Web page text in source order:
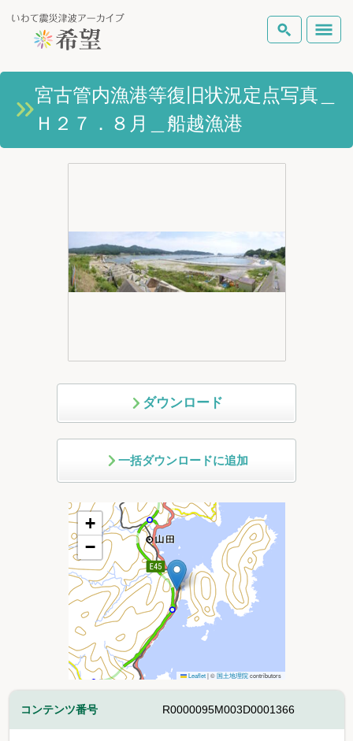
いわて震災津波アーカイブとは
岩手県の被害状況
Foreign Laguage
検索
宮古管内漁港等復旧状況定点写真＿
Ｈ２７．８月＿船越漁港
ダウンロード
一括ダウンロードに追加
+
−
Leaflet |©国土地理院contributors
コンテンツ番号 R0000095M003D0001366